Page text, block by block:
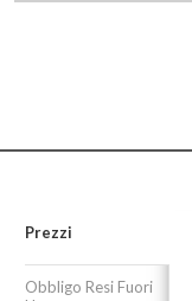
Prezzi
Obbligo Resi Fuori